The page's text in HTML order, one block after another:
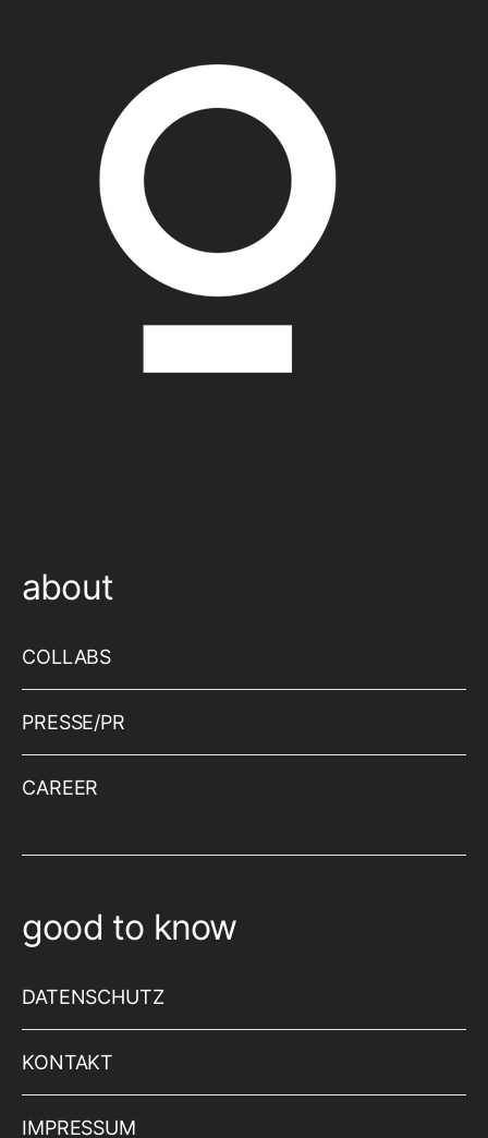
about
COLLABS
PRESSE/PR
CAREER
good to know
DATENSCHUTZ
KONTAKT
IMPRESSUM